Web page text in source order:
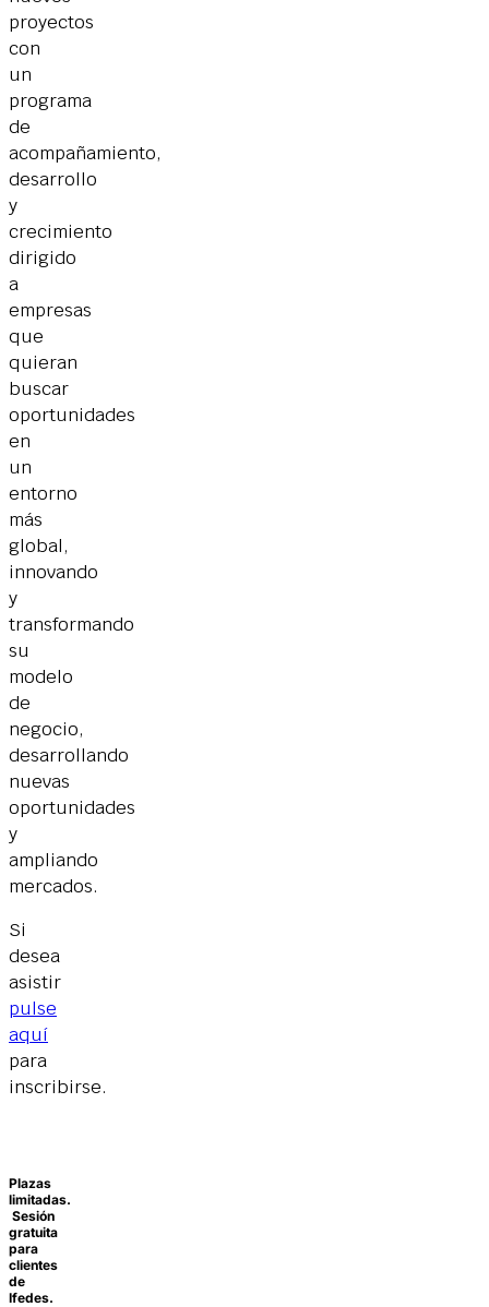
proyectos
con
un
programa
de
acompañamiento,
desarrollo
y
crecimiento
dirigido
a
empresas
que
quieran
buscar
oportunidades
en
un
entorno
más
global,
innovando
y
transformando
su
modelo
de
negocio,
desarrollando
nuevas
oportunidades
y
ampliando
mercados.
Si
desea
asistir
pulse
aquí
para
inscribirse.
Plazas
limitadas.
Sesión
gratuita
para
clientes
de
Ifedes.